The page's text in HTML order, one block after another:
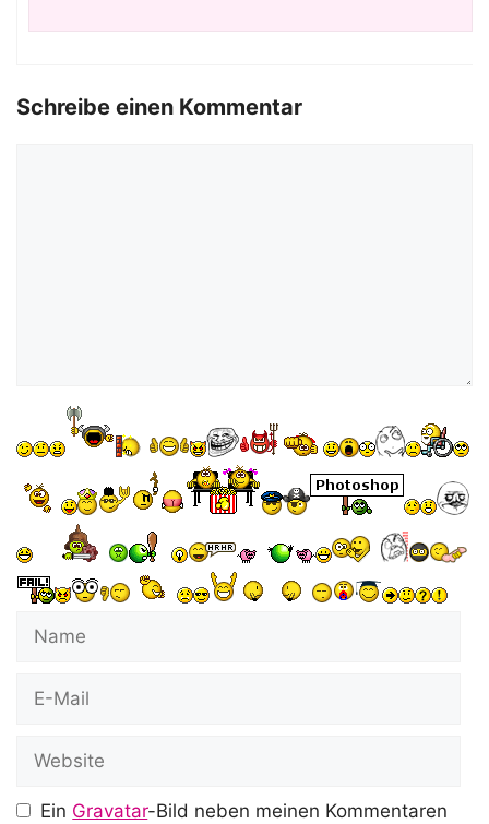
Schreibe einen Kommentar
Mail
Ein Gravatar-Bild neben meinen Kommentaren